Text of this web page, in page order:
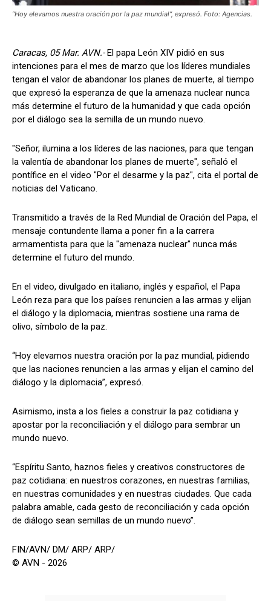
“Hoy elevamos nuestra oración por la paz mundial”, expresó. Foto: Agencias.
Caracas, 05 Mar. AVN.-El papa León XIV pidió en sus
intenciones para el mes de marzo que los líderes mundiales
tengan el valor de abandonar los planes de muerte, al tiempo
que expresó la esperanza de que la amenaza nuclear nunca
más determine el futuro de la humanidad y que cada opción
por el diálogo sea la semilla de un mundo nuevo.
"Señor, ilumina a los líderes de las naciones, para que tengan
la valentía de abandonar los planes de muerte", señaló el
pontífice en el video "Por el desarme y la paz", cita el portal de
noticias del Vaticano.
Transmitido a través de la Red Mundial de Oración del Papa, el
mensaje contundente llama a poner fin a la carrera
armamentista para que la "amenaza nuclear" nunca más
determine el futuro del mundo.
En el video, divulgado en italiano, inglés y español, el Papa
León reza para que los países renuncien a las armas y elijan
el diálogo y la diplomacia, mientras sostiene una rama de
olivo, símbolo de la paz.
“Hoy elevamos nuestra oración por la paz mundial, pidiendo
que las naciones renuncien a las armas y elijan el camino del
diálogo y la diplomacia”, expresó.
Asimismo, insta a los fieles a construir la paz cotidiana y
apostar por la reconciliación y el diálogo para sembrar un
mundo nuevo.
“Espíritu Santo, haznos fieles y creativos constructores de
paz cotidiana: en nuestros corazones, en nuestras familias,
en nuestras comunidades y en nuestras ciudades. Que cada
palabra amable, cada gesto de reconciliación y cada opción
de diálogo sean semillas de un mundo nuevo”.
FIN/AVN/ DM/ ARP/ ARP/
© AVN - 2026